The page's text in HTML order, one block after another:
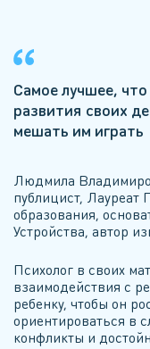
Самое лучшее,
развития своих
мешать им играть
Людмила
публицист,
образования,
Устройства, автор
Психолог в своих
взаимодействия с
ребенку, чтобы он
ориентироваться в
конфликты и